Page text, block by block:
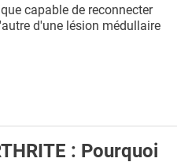
capable de reconnecter
d'une lésion médullaire
: Pourquoi